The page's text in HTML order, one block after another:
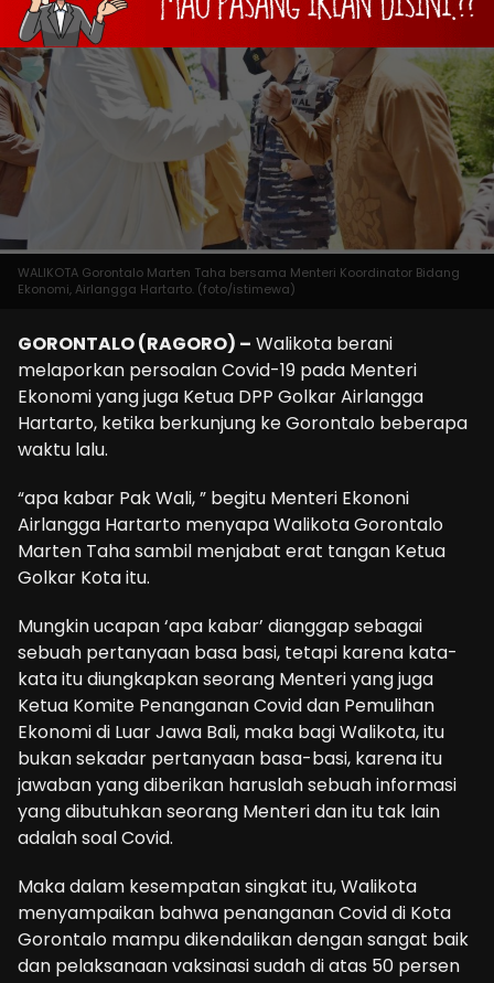
WALIKOTA Gorontalo Marten Taha bersama Menteri Koordinator Bidang
Ekonomi, Airlangga Hartarto. (foto/istimewa)
GORONTALO (RAGORO) – Walikota berani
melaporkan persoalan Covid-19 pada Menteri
Ekonomi yang juga Ketua DPP Golkar Airlangga
Hartarto, ketika berkunjung ke Gorontalo beberapa
waktu lalu.
“apa kabar Pak Wali, ” begitu Menteri Ekononi
Airlangga Hartarto menyapa Walikota Gorontalo
Marten Taha sambil menjabat erat tangan Ketua
Golkar Kota itu.
Mungkin ucapan ‘apa kabar’ dianggap sebagai
sebuah pertanyaan basa basi, tetapi karena kata-
kata itu diungkapkan seorang Menteri yang juga
Ketua Komite Penanganan Covid dan Pemulihan
Ekonomi di Luar Jawa Bali, maka bagi Walikota, itu
bukan sekadar pertanyaan basa-basi, karena itu
jawaban yang diberikan haruslah sebuah informasi
yang dibutuhkan seorang Menteri dan itu tak lain
adalah soal Covid.
Maka dalam kesempatan singkat itu, Walikota
menyampaikan bahwa penanganan Covid di Kota
Gorontalo mampu dikendalikan dengan sangat baik
dan pelaksanaan vaksinasi sudah di atas 50 persen